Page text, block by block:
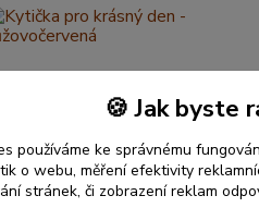
pro krásný den -
🍪 Jak byste
používáme ke správnému
o webu, měření efektivity
stránek, či zobrazení reklam